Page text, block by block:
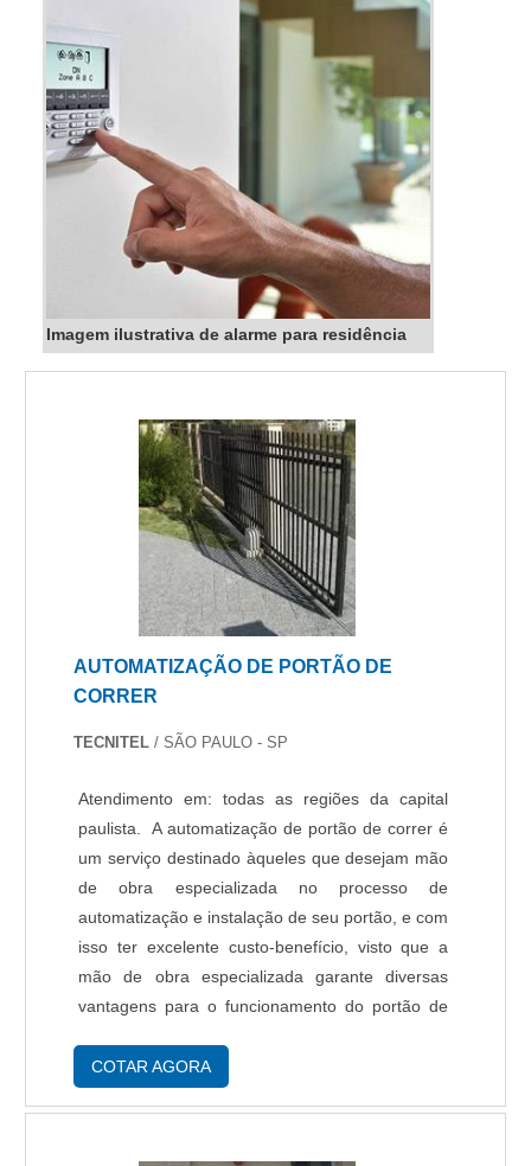
Imagem ilustrativa de alarme para residência
AUTOMATIZAÇÃO DE PORTÃO DE
CORRER
TECNITEL / SÃO PAULO - SP
Atendimento em: todas as regiões da capital
paulista. A automatização de portão de correr é
um serviço destinado àqueles que desejam mão
de obra especializada no processo de
automatização e instalação de seu portão, e com
isso ter excelente custo-benefício, visto que a
mão de obra especializada garante diversas
vantagens para o funcionamento do portão de
de equipamentos específicos, os automatiz....
COTAR AGORA